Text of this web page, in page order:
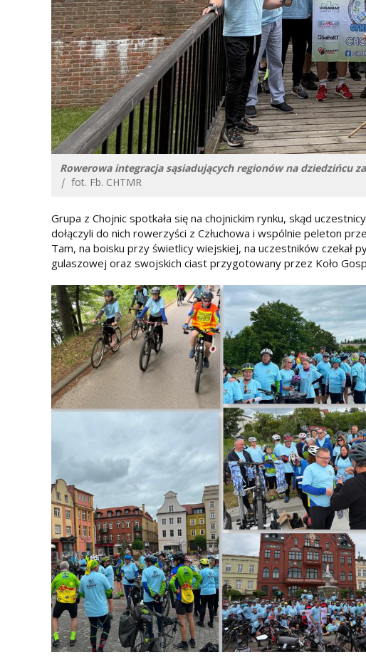
Rowerowa integracja sąsiadujących regionów na dziedzińcu
| fot. Fb. CHTMR
Grupa z Chojnic spotkała się na chojnickim rynku, skąd
dołączyli do nich rowerzyści z Człuchowa i wspólnie peleton
Tam, na boisku przy świetlicy wiejskiej, na uczestników czekał
gulaszowej oraz swojskich ciast przygotowany przez Koło